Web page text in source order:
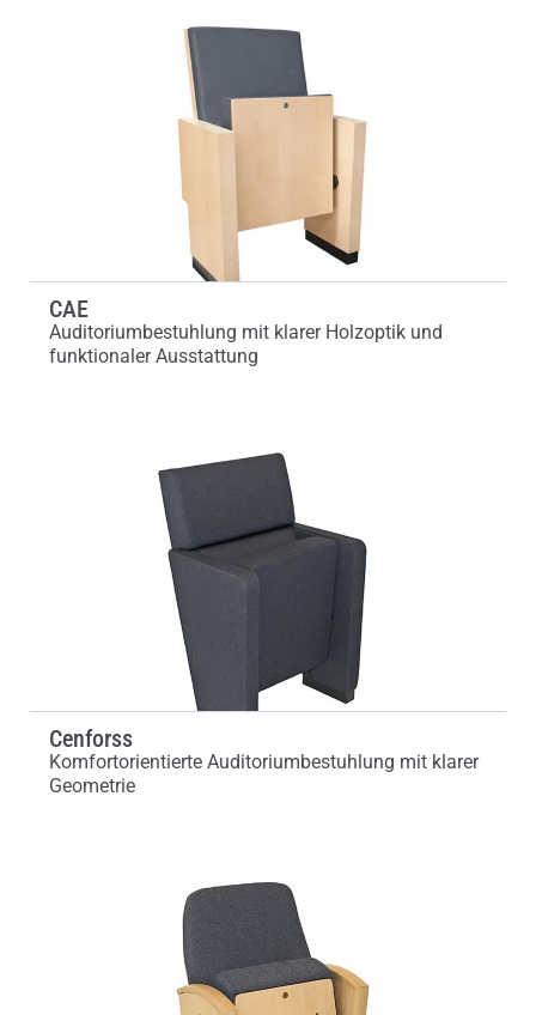
CAE
Auditoriumbestuhlung mit klarer Holzoptik und
funktionaler Ausstattung
Cenforss
Komfortorientierte Auditoriumbestuhlung mit klarer
Geometrie